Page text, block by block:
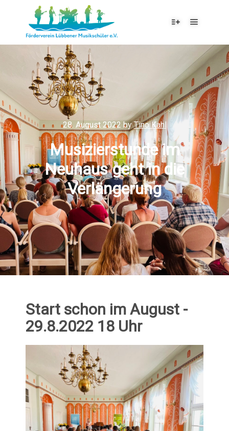
28. August 2022 byTino Kahl
Musizierstunde im
Neuhaus geht in die
Verlängerung
Start schon im August -
29.8.2022 18 Uhr